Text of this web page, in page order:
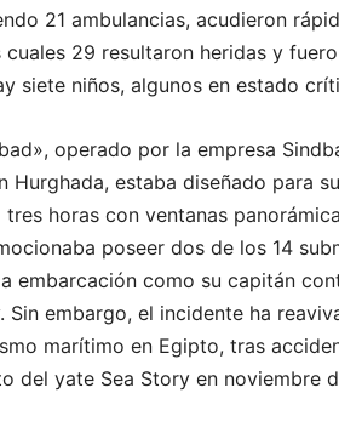
21 ambulancias, acudieron
cuales 29 resultaron heridas y
siete niños, algunos en estado
operado por la empresa
Hurghada, estaba diseñado para
horas con ventanas
poseer dos de los 14
embarcación como su capitán
Sin embargo, el incidente ha
marítimo en Egipto, tras
del yate Sea Story en noviembre